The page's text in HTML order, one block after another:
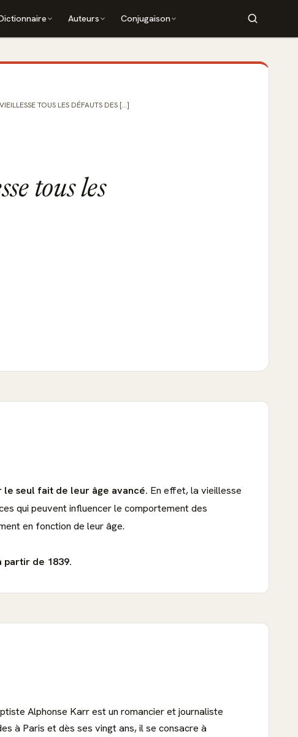
Auteurs Conjugaison
TOUS LES DÉFAUTS DES [...]
tous les
seul fait de leur âge avancé. En effet, la vieillesse
qui peuvent influencer le comportement des
en fonction de leur âge.
partir de 1839.
Alphonse Karr est un romancier et journaliste
à Paris et dès ses vingt ans, il se consacre à